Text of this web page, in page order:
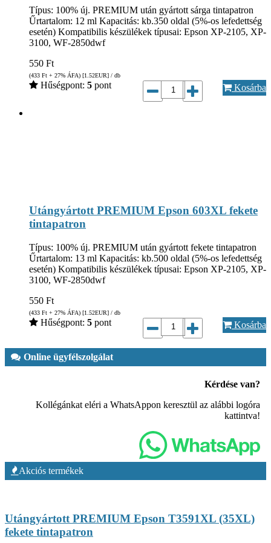
Típus: 100% új. PREMIUM után gyártott sárga tintapatron
Űrtartalom: 12 ml Kapacitás: kb.350 oldal (5%-os lefedettség
esetén) Kompatibilis készülékek típusai: Epson XP-2105, XP-
3100, WF-2850dwf
550 Ft
(433 Ft + 27% ÁFA) [1.52EUR] / db
Hűségpont: 5 pont Kosárba
Utángyártott PREMIUM Epson 603XL fekete
tintapatron
Típus: 100% új. PREMIUM után gyártott fekete tintapatron
Űrtartalom: 13 ml Kapacitás: kb.500 oldal (5%-os lefedettség
esetén) Kompatibilis készülékek típusai: Epson XP-2105, XP-
3100, WF-2850dwf
550 Ft
(433 Ft + 27% ÁFA) [1.52EUR] / db
Hűségpont: 5 pont Kosárba
Online ügyfélszolgálat
Kérdése van?
Kollégánkat eléri a WhatsAppon keresztül az alábbi logóra
kattintva!
Akciós termékek
Utángyártott PREMIUM Epson T3591XL (35XL)
fekete tintapatron